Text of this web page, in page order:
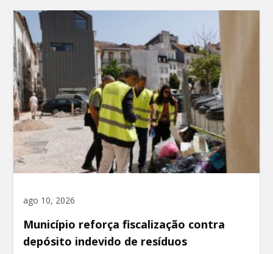
ago 10, 2026
Município reforça fiscalização contra
depósito indevido de resíduos